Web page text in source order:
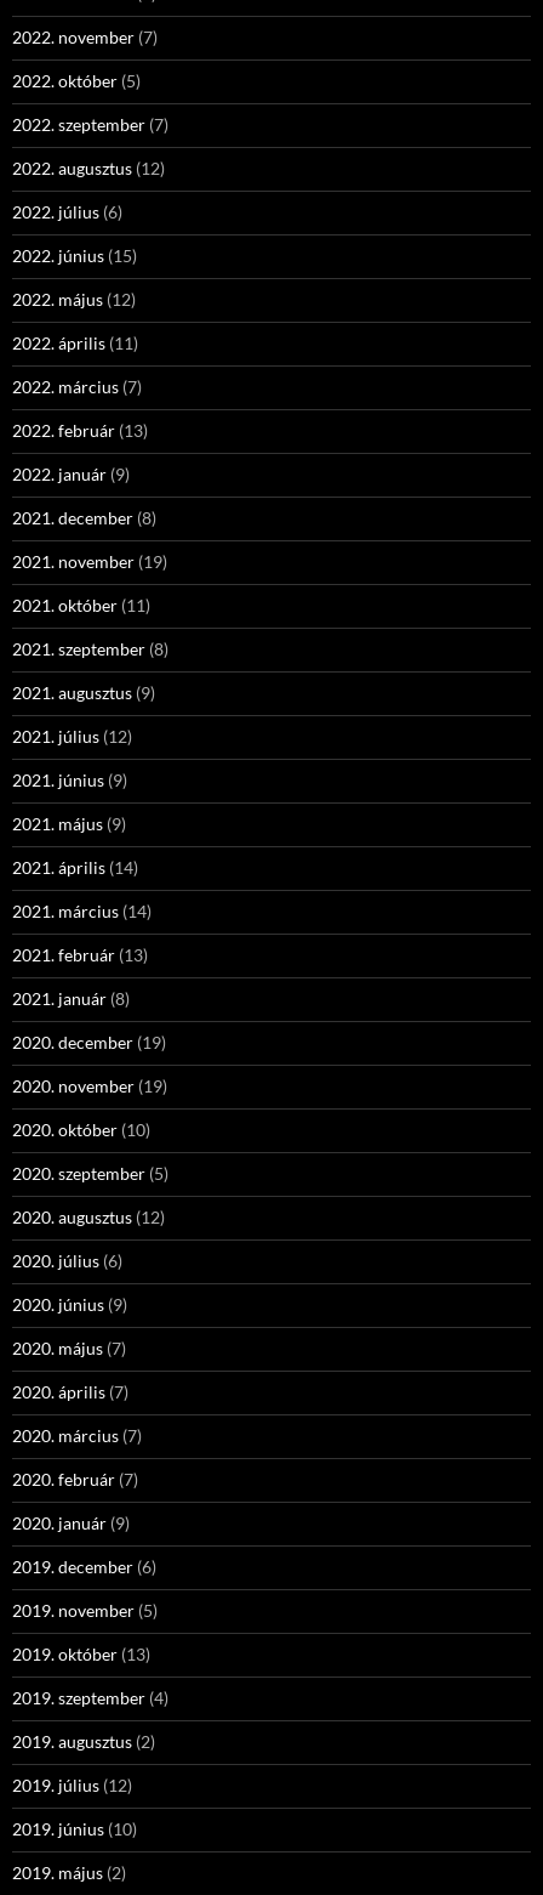
2022. november (7)
2022. október (5)
2022. szeptember (7)
2022. augusztus (12)
2022. július (6)
2022. június (15)
2022. május (12)
2022. április (11)
2022. március (7)
2022. február (13)
2022. január (9)
2021. december (8)
2021. november (19)
2021. október (11)
2021. szeptember (8)
2021. augusztus (9)
2021. július (12)
2021. június (9)
2021. május (9)
2021. április (14)
2021. március (14)
2021. február (13)
2021. január (8)
2020. december (19)
2020. november (19)
2020. október (10)
2020. szeptember (5)
2020. augusztus (12)
2020. július (6)
2020. június (9)
2020. május (7)
2020. április (7)
2020. március (7)
2020. február (7)
2020. január (9)
2019. december (6)
2019. november (5)
2019. október (13)
2019. szeptember (4)
2019. augusztus (2)
2019. július (12)
2019. június (10)
2019. május (2)